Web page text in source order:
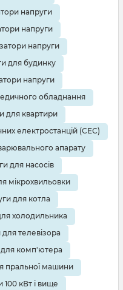
напруги
напруги
напруги
для будинку
напруги
обладнання
для квартири
електростанцій (СЕС)
апарату
для насосів
мікрохвильовки
для котла
холодильника
для телевізора
для комп'ютера
пральної машини
100 кВт і вище